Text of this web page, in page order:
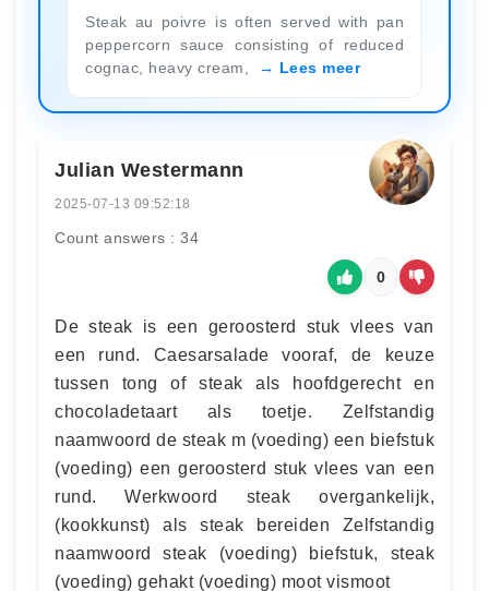
Steak au poivre is often served with pan
peppercorn sauce consisting of reduced
cognac, heavy cream,
Lees meer
Julian Westermann
2025-07-13 09:52:18
Count answers : 34
0
De steak is een geroosterd stuk vlees van
een rund. Caesarsalade vooraf, de keuze
tussen tong of steak als hoofdgerecht en
chocoladetaart als toetje. Zelfstandig
naamwoord de steak m (voeding) een biefstuk
(voeding) een geroosterd stuk vlees van een
rund. Werkwoord steak overgankelijk,
(kookkunst) als steak bereiden Zelfstandig
naamwoord steak (voeding) biefstuk, steak
(voeding) gehakt (voeding) moot vismoot